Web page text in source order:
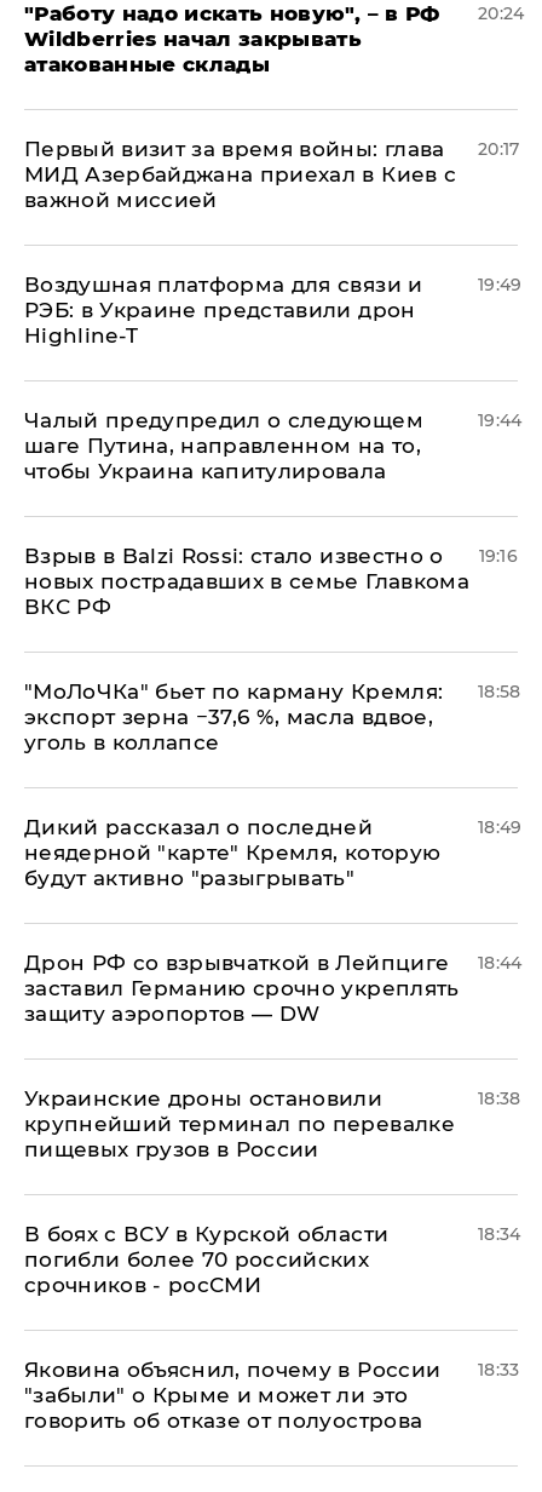
"Работу надо искать новую", – в РФ
Wildberries начал закрывать
атакованные склады
20:24
Первый визит за время войны: глава
МИД Азербайджана приехал в Киев с
важной миссией
20:17
Воздушная платформа для связи и
РЭБ: в Украине представили дрон
Highline-T
19:49
Чалый предупредил о следующем
шаге Путина, направленном на то,
чтобы Украина капитулировала
19:44
Взрыв в Balzi Rossi: стало известно о
новых пострадавших в семье Главкома
ВКС РФ
19:16
​"МоЛоЧКа" бьет по карману Кремля:
экспорт зерна −37,6 %, масла вдвое,
уголь в коллапсе
18:58
Дикий рассказал о последней
неядерной "карте" Кремля, которую
будут активно "разыгрывать"
18:49
​Дрон РФ со взрывчаткой в Лейпциге
заставил Германию срочно укреплять
защиту аэропортов — DW
18:44
Украинские дроны остановили
крупнейший терминал по перевалке
пищевых грузов в России
18:38
В боях с ВСУ в Курской области
погибли более 70 российских
срочников - росСМИ
18:34
Яковина объяснил, почему в России
"забыли" о Крыме и может ли это
говорить об отказе от полуострова
18:33